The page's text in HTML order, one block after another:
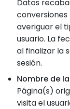
Datos
conversiones
averiguar el
usuario. La
al finalizar la
sesión.
Nombre de
Página(s)
visita el